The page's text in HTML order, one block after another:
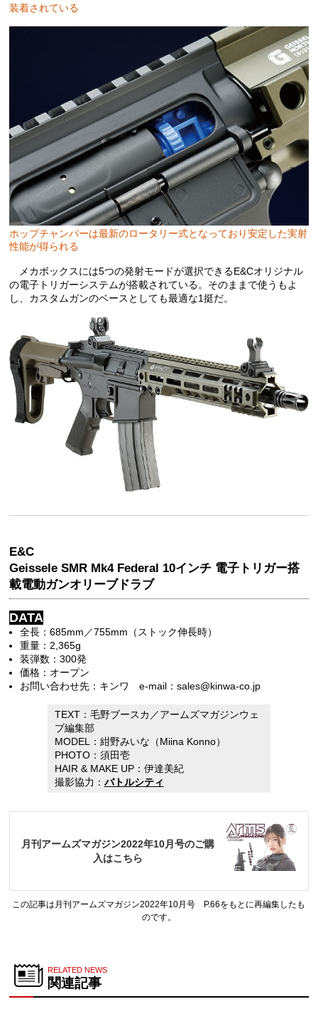
装着されている
ホップチャンバーは最新のロータリー式となっており安定した実射
性能が得られる
メカボックスには5つの発射モードが選択できるE&Cオリジナル
の電子トリガーシステムが搭載されている。そのままで使うもよ
し、カスタムガンのベースとしても最適な1挺だ。
E&C
Geissele SMR Mk4 Federal 10インチ 電子トリガー搭
載電動ガンオリーブドラブ
DATA
全長：685mm／755mm（ストック伸長時）
重量：2,365g
装弾数：300発
価格：オープン
お問い合わせ先：キンワ e-mail：sales@kinwa-co.jp
TEXT：毛野ブースカ／アームズマガジンウェ
ブ編集部
MODEL：紺野みいな（Miina Konno）
PHOTO：須田壱
HAIR & MAKE UP：伊達美紀
撮影協力： バトルシティ
月刊アームズマガジン2022年10月号のご購
入はこちら
この記事は月刊アームズマガジン2022年10月号 P.66をもとに再編集したも
のです。
RELATED NEWS
関連記事